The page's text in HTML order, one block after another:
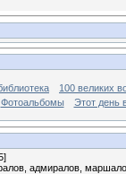
100 великих
Фотоальбомы Этот день
адмиралов,